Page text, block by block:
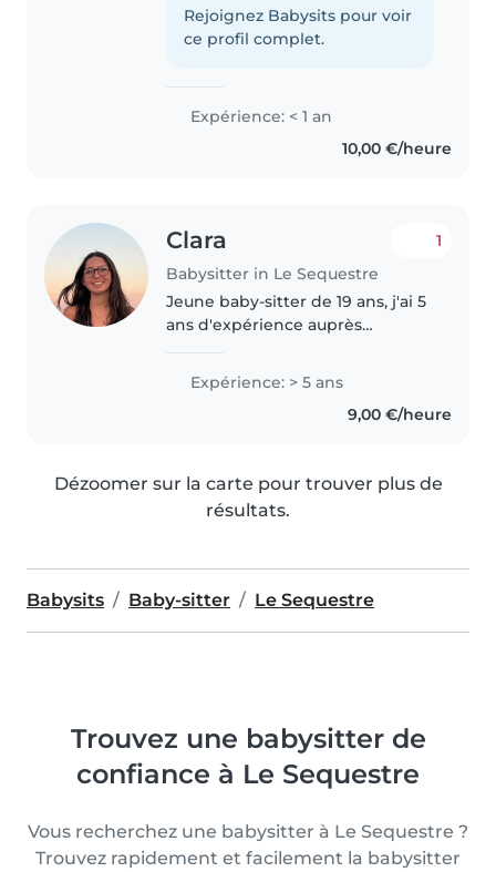
avec les enfants car j'ai gardé
beaucoup d'enfants de ma
Rejoignez Babysits pour voir
ce profil complet.
Expérience: < 1 an
10,00 €/heure
Clara
Babysitter in Le Sequestre
1
Jeune baby-sitter de 19 ans, j'ai 5
ans d'expérience auprès
adolescents aux tout-petits. Je
suis passionné et qualifié pour
prendre soin des enfants avec..
Expérience: > 5 ans
9,00 €/heure
Dézoomer sur la carte pour trouver plus de
résultats.
Babysits Baby-sitter Le Sequestre
Trouvez une babysitter de
confiance à Le Sequestre
Vous recherchez une babysitter à Le Sequestre ?
Trouvez rapidement et facilement la babysitter